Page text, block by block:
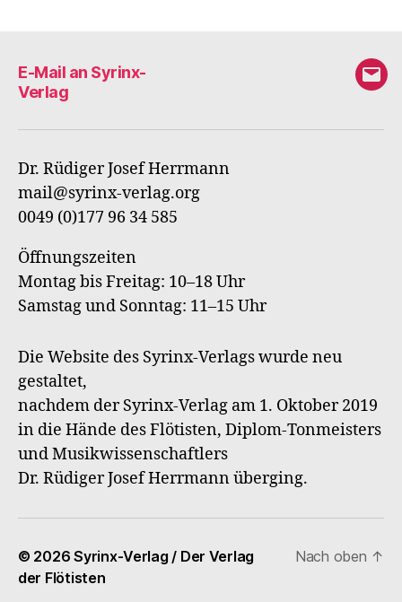
E-Mail an Syrinx-
Verlag
E-
an
Dr. Rüdiger Josef Herrmann
mail@syrinx-verlag.org
0049 (0)177 96 34 585
Öffnungszeiten
Montag bis Freitag: 10–18 Uhr
Samstag und Sonntag: 11–15 Uhr
Die Website des Syrinx-Verlags wurde neu
gestaltet,
nachdem der Syrinx-Verlag am 1. Oktober 2019
in die Hände des Flötisten, Diplom-Tonmeisters
und Musikwissenschaftlers
Dr. Rüdiger Josef Herrmann überging.
© 2026Syrinx-Verlag / Der Verlag
der Flötisten
Nach oben ↑